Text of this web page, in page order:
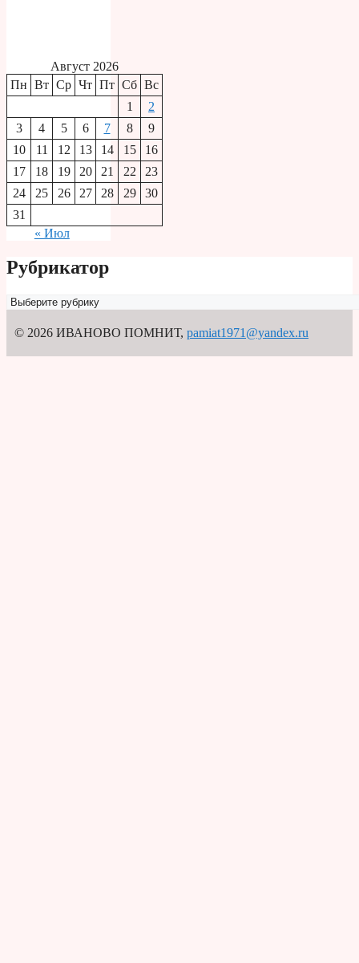
Август 2026
Пн Вт Ср Чт Пт Сб Вс
1
2
3
4 5 6 7 8
9
10
11 12 13 14 15
16
17
18 19 20 21 22
23
24
25 26 27 28 29
30
31
« Июл
Рубрикатор
Рубрикатор
© 2026 ИВАНОВО ПОМНИТ, pamiat1971@yandex.ru